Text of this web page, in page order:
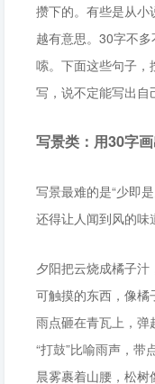
攒下的。有些是从小
越有意思。30字不
嗦。下面这些句子
写，说不定能写出自
写景类：用30字
写景最难的是“少即
还得让人闻到风的味
夕阳把云烧成橘子
可触摸的东西，像橘
雨点砸在青瓦上，弹
“打鼓”比喻雨声，带
晨雾裹着山腰，松树